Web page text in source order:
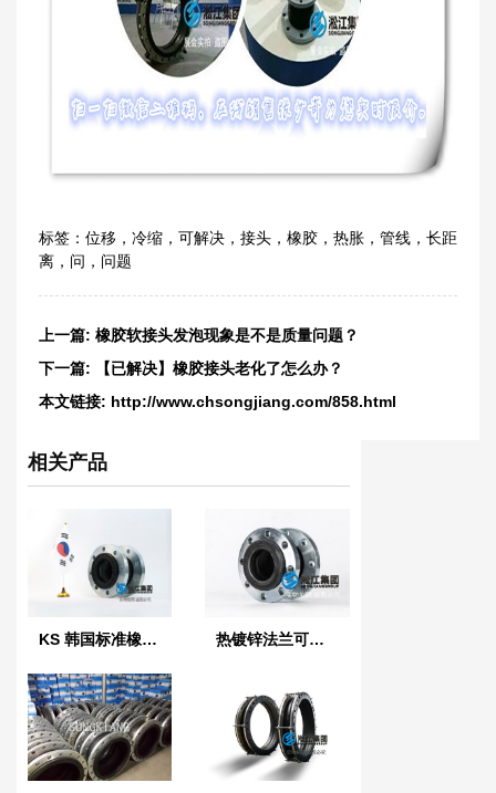
标签： 位移 ， 冷缩 ， 可解决 ， 接头 ， 橡胶 ， 热胀 ， 管线 ， 长距
离 ， 问 ， 问题
上一篇: 橡胶软接头发泡现象是不是质量问题？
下一篇:
【已解决】橡胶接头老化了怎么办？
本文链接: http://www.chsongjiang.com/858.html
相关产品
KS 韩国标准橡胶防震接头 热镀锌法兰可曲挠橡胶接头